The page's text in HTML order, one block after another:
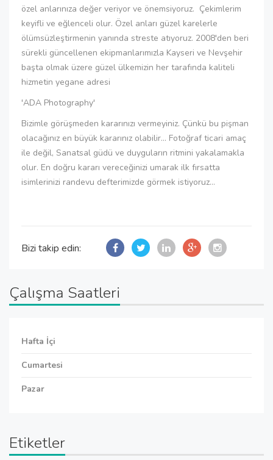
özel anlarınıza değer veriyor ve önemsiyoruz. Çekimlerim
keyifli ve eğlenceli olur. Özel anları güzel karelerle
ölümsüzleştirmenin yanında streste atıyoruz. 2008'den beri
sürekli güncellenen ekipmanlarımızla Kayseri ve Nevşehir
başta olmak üzere güzel ülkemizin her tarafında kaliteli
hizmetin yegane adresi
'ADA Photography'
Bizimle görüşmeden kararınızı vermeyiniz. Çünkü bu pişman
olacağınız en büyük kararınız olabilir... Fotoğraf ticari amaç
ile değil, Sanatsal güdü ve duyguların ritmini yakalamakla
olur. En doğru kararı vereceğinizi umarak ilk fırsatta
isimlerinizi randevu defterimizde görmek istiyoruz...
Bizi takip edin:
Çalışma Saatleri
Hafta İçi
Cumartesi
Pazar
Etiketler